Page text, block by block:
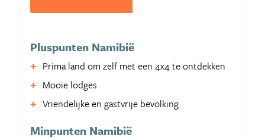
Pluspunten Namibië
Prima land om zelf met een 4x4 te ontdekken
Mooie lodges
Vriendelijke en gastvrije bevolking
Minpunten Namibië